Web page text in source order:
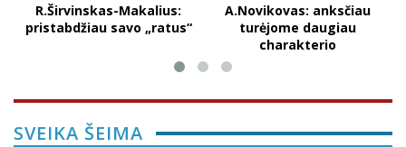
R.Širvinskas-Makalius:
pristabdžiau savo „ratus“
A.Novikovas: anksčiau
turėjome daugiau
charakterio
SVEIKA ŠEIMA